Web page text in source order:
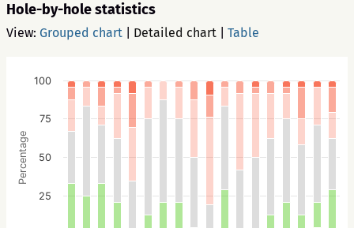
Hole-by-hole statistics
View: Grouped chart Detailed chart Table
Percentage
25
50
75
100